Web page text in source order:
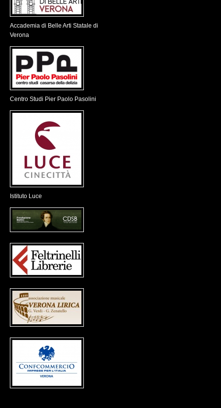
Accademia di Belle Arti Statale di
Verona
Centro Studi Pier Paolo Pasolini
Istituto Luce